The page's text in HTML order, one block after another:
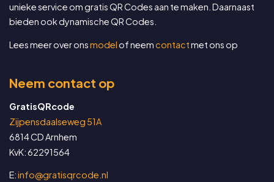
unieke service om gratis QR Codes aan te maken. Daarnaast
bieden ook dynamische QR Codes.
Lees meer over onsmodelof neemcontactmet ons op
Neem contact op
GratisQRcode
Zijpensdaalseweg 51A
6814 CD Arnhem
KvK: 62291564
E:info@gratisqrcode.nl